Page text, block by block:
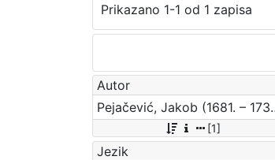
Prikazano 1-1 od 1 zapisa
Autor
[1]
Jezik